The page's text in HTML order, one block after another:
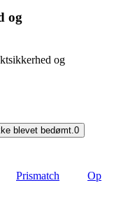
og
og
blevet bedømt. 0
Prismatch
Op